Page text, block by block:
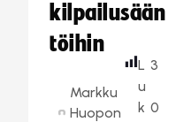
kilpailusään
töihin
Markku
Huopon
L
u
k
3
0